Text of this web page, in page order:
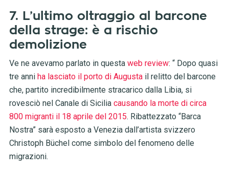
7. L’ultimo oltraggio al barcone
della strage: è a rischio
demolizione
Ve ne avevamo parlato in questa web review: “ Dopo quasi
tre anni ha lasciato il porto di Augustail relitto del barcone
che, partito incredibilmente stracarico dalla Libia, si
rovesciò nel Canale di Sicilia causando la morte di circa
800 migranti il 18 aprile del 2015. Ribattezzato “Barca
Nostra” sarà esposto a Venezia dall’artista svizzero
Christoph Büchel come simbolo del fenomeno delle
migrazioni.